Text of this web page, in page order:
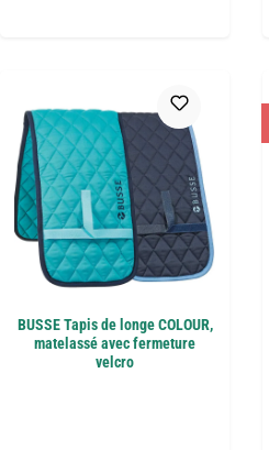
BUSSE Tapis de longe COLOUR,
matelassé avec fermeture
velcro